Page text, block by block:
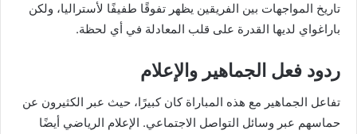
تاريخ المواجهات بين الفريقين يظهر تفوقًا طفيفًا لأستراليا، ولكن
باراغواي لديها القدرة على قلب المعادلة في أي لحظة.
ردود فعل الجماهير والإعلام
تفاعل الجماهير مع هذه المباراة كان كبيرًا، حيث عبر الكثيرون عن
حماسهم عبر وسائل التواصل الاجتماعي. الإعلام الرياضي أيضًا